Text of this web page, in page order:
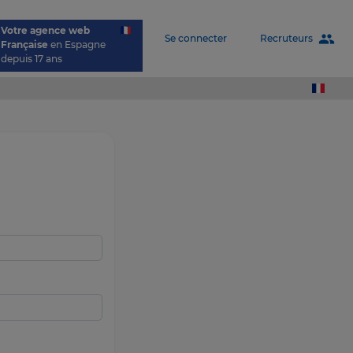
Votre agence web
Française en Espagne
depuis 17 ans
Se connecter Recruteurs people